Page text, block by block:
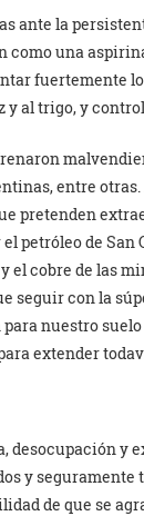
ante la
como una
fuertemente
y al trigo, y
entre
pretenden
petróleo de San
el cobre de las
seguir con la
nuestro
extender
desocupación y
y
de que se